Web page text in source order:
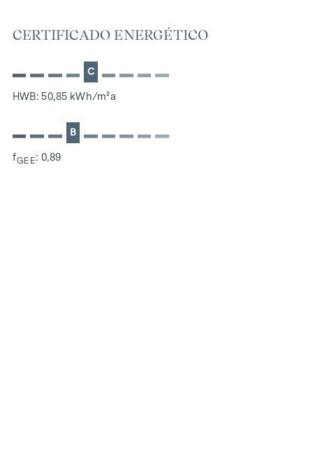
compra más el IVA legal.También nos gustaría señalar que
mantenemos una estrecha relación económica con el
CERTIFICADO ENERGÉTICO
C
HWB: 50,85 kWh/m²a
B
fGEE: 0,89